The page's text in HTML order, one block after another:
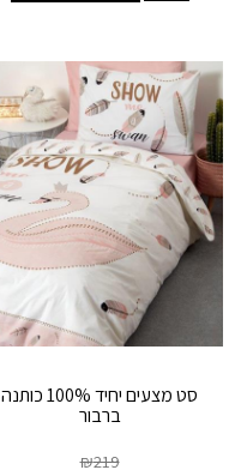
סט מצעים יחיד 100% כותנה
ברבור
₪219